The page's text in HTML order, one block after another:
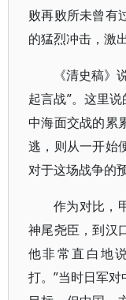
败再败所未曾有
的猛烈冲击，激
《清史稿》
起言战”。这里
中海面交战的累
逃，则从一开始
对于这场战争的预
作为对比，
神尾尧臣，到汉
他非常直白地
打。”当时日军